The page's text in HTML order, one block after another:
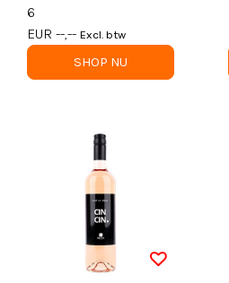
6
EUR --,-- Excl. btw
SHOP NU